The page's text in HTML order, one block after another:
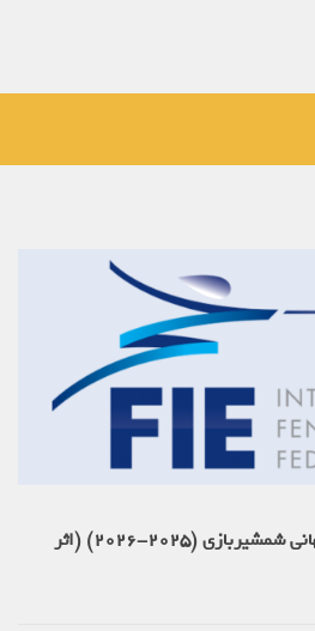
قوانین تکنیکی فدراسیون جهانی شمشیربازی (2025-2026) (اثر